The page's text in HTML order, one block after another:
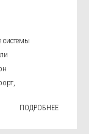
системы
ПОДРОБНЕЕ